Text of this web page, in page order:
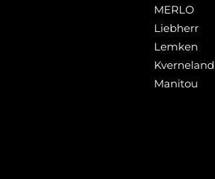
MERLO
Liebherr
Lemken
Kverneland
Manitou